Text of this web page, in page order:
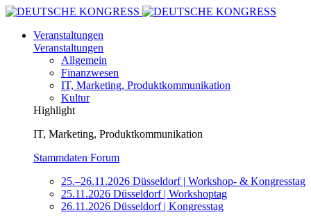
Veranstaltungen
Veranstaltungen
Allgemein
Finanzwesen
IT, Marketing, Produktkommunikation
Kultur
Highlight
IT, Marketing, Produktkommunikation
Stammdaten Forum
25.–26.11.2026 Düsseldorf | Workshop- & Kongresstag
25.11.2026 Düsseldorf | Workshoptag
26.11.2026 Düsseldorf | Kongresstag